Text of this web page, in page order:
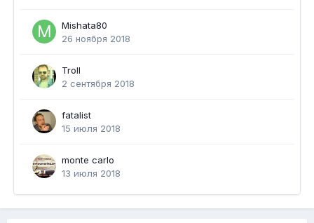
Mishata80
26 ноября 2018
Troll
2 сентября 2018
fatalist
15 июля 2018
monte carlo
13 июля 2018